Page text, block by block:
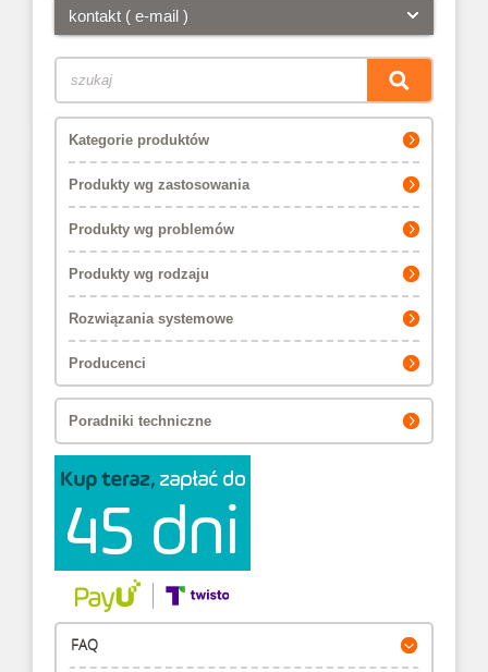
kontakt ( e-mail )
Kategorie produktów
Produkty wg zastosowania
Produkty wg problemów
Produkty wg rodzaju
Rozwiązania systemowe
Producenci
Poradniki techniczne
FAQ